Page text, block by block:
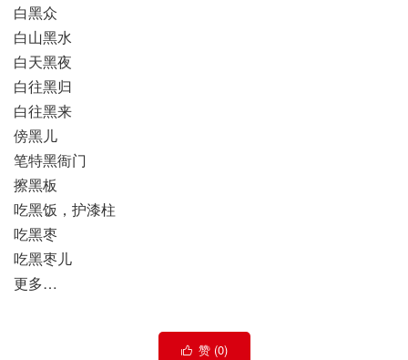
白黑众
白山黑水
白天黑夜
白往黑归
白往黑来
傍黑儿
笔特黑衙门
擦黑板
吃黑饭，护漆柱
吃黑枣
吃黑枣儿
更多…
 赞 (0)